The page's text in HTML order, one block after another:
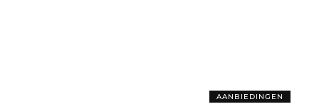
AANBIEDINGEN